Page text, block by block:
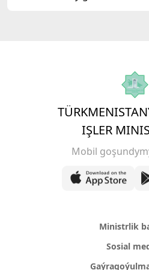
IŞLER
Mobil
Ministrlik
Sosial